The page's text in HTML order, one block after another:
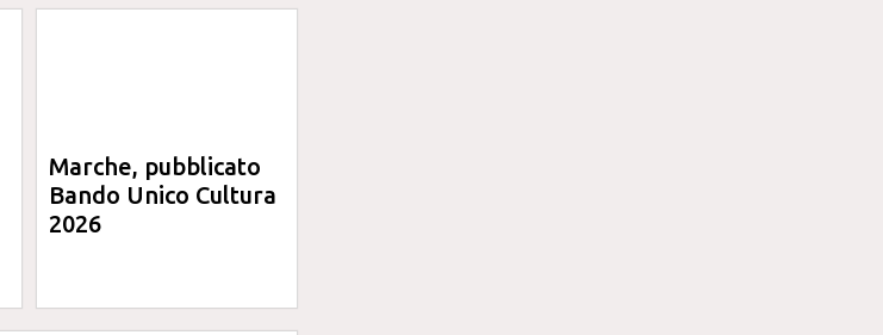
Marche, pubblicato
Bando Unico Cultura
2026